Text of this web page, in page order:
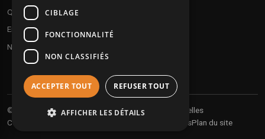
Qui sommes-nous ?
Envoyez vos démos
Nous contacter
© 2026 UndergroundteknoVos informations personnelles
Conditions générales de vente
Expéditions et retoursPlan du site
CIBLAGE
FONCTIONNALITÉ
NON CLASSIFIÉS
ACCEPTER TOUT REFUSER TOUT
AFFICHER LES DÉTAILS